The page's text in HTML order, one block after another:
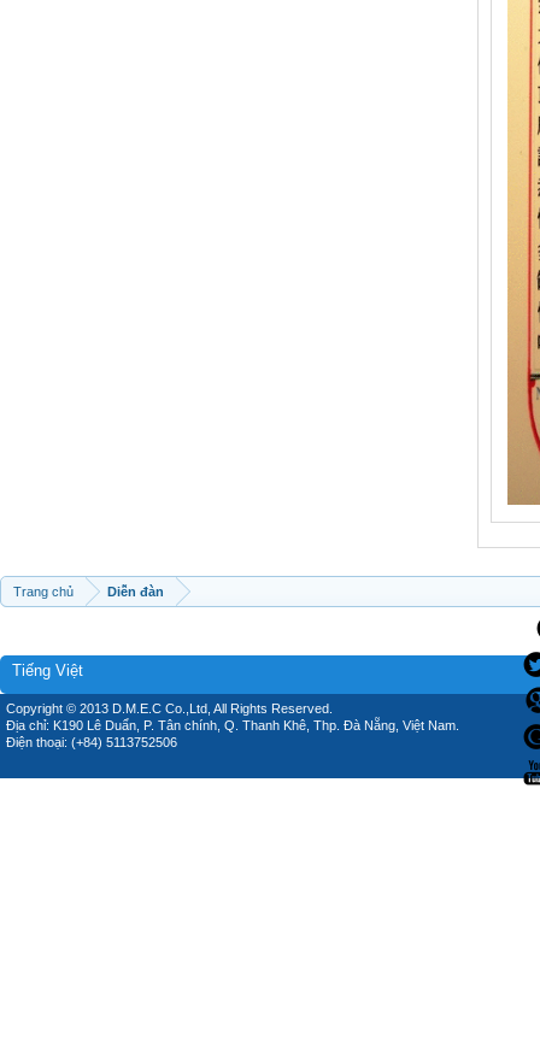
Trang chủ Diễn đàn
Tiếng Việt
Copyright © 2013 D.M.E.C Co.,Ltd, All Rights Reserved.
Địa chỉ: K190 Lê Duẩn, P. Tân chính, Q. Thanh Khê, Thp. Đà Nẵng, Việt Nam.
Điện thoại: (+84) 5113752506